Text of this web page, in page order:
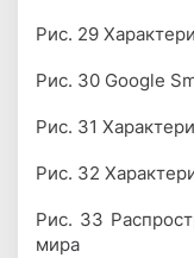
Рис. 29
Рис. 30 Google
Рис. 31
Рис. 32
Рис. 33
мира